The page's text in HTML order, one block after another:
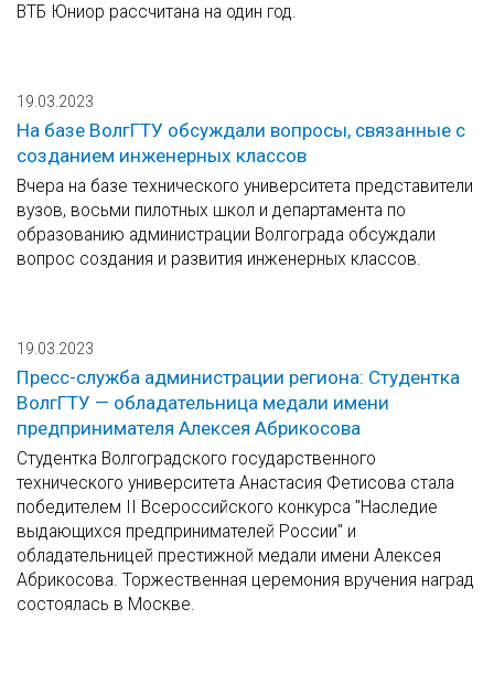
ВТБ Юниор рассчитана на один год.
19.03.2023
На базе ВолгГТУ обсуждали вопросы, связанные с
созданием инженерных классов
Вчера на базе технического университета представители
вузов, восьми пилотных школ и департамента по
образованию администрации Волгограда обсуждали
вопрос создания и развития инженерных классов.
19.03.2023
Пресс-служба администрации региона: Студентка
ВолгГТУ — обладательница медали имени
предпринимателя Алексея Абрикосова
Студентка Волгоградского государственного
технического университета Анастасия Фетисова стала
победителем II Всероссийского конкурса "Наследие
выдающихся предпринимателей России" и
обладательницей престижной медали имени Алексея
Абрикосова. Торжественная церемония вручения наград
состоялась в Москве.